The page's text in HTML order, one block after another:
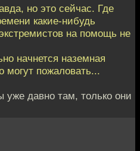
но это сейчас. Где
какие-нибудь
на помощь не
начнется наземная
могут пожаловать...
уже давно там, только они